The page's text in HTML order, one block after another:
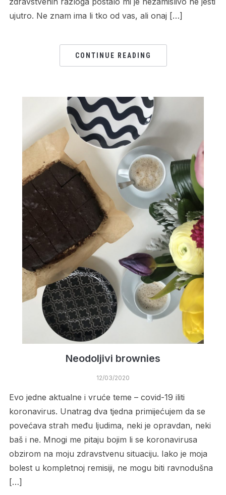
ujutro. Ne znam ima li tko od vas, ali onaj […]
CONTINUE READING
Neodoljivi brownies
12/03/2020
Evo jedne aktualne i vruće teme – covid-19 iliti
koronavirus. Unatrag dva tjedna primijećujem da se
povećava strah među ljudima, neki je opravdan, neki
baš i ne. Mnogi me pitaju bojim li se koronavirusa
obzirom na moju zdravstvenu situaciju. Iako je moja
bolest u kompletnoj remisiji, ne mogu biti ravnodušna
[…]